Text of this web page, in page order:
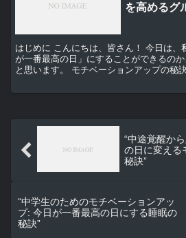
を高めるグ
はじめに こんにちは、皆さん！ 今日は、
が一番最高の日」にすることができるの
と思います。 モチベーションアップの秘
“中途覚醒か
の日に変える
秘訣”
“中学生のためのモチベーションアッ
プ: 今日が一番最高の日にする睡眠の
秘訣”